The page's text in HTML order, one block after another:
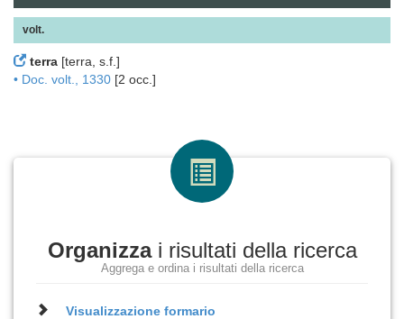
volt.
terra [terra, s.f.]
• Doc. volt., 1330 [2 occ.]
Organizzai risultati della ricerca
Aggrega e ordina i risultati della ricerca
Visualizzazioneformario